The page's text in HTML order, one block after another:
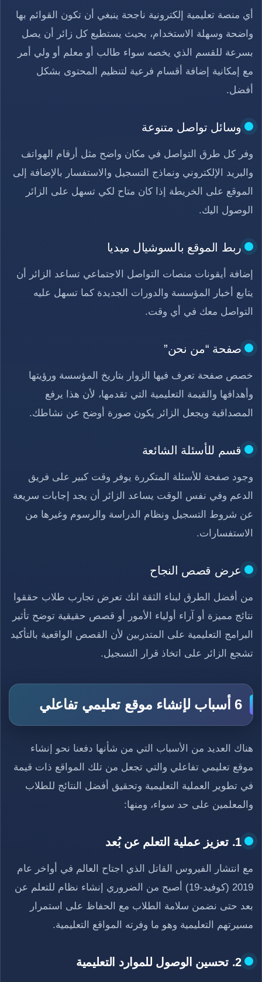
أي منصة تعليمية إلكترونية ناجحة ينبغي أن تكون القوائم بها
واضحة وسهلة الاستخدام، بحيث يستطيع كل زائر أن يصل
بسرعة للقسم الذي يخصه سواء طالب أو معلم أو ولي أمر
مع إمكانية إضافة أقسام فرعية لتنظيم المحتوى بشكل
أفضل.
وسائل تواصل متنوعة
وفر كل طرق التواصل في مكان واضح مثل أرقام الهواتف
والبريد الإلكتروني ونماذج التسجيل والاستفسار بالإضافة إلى
الموقع على الخريطة إذا كان متاح لكي تسهل على الزائر
الوصول اليك.
ربط الموقع بالسوشيال ميديا
إضافة أيقونات منصات التواصل الاجتماعي تساعد الزائر أن
يتابع أخبار المؤسسة والدورات الجديدة كما تسهل عليه
التواصل معك في أي وقت.
صفحة “من نحن”
خصص صفحة تعرف فيها الزوار بتاريخ المؤسسة ورؤيتها
وأهدافها والقيمة التعليمية التي تقدمها، لأن هذا يرفع
المصداقية ويجعل الزائر يكون صورة أوضح عن نشاطك.
قسم للأسئلة الشائعة
وجود صفحة للأسئلة المتكررة يوفر وقت كبير على فريق
الدعم وفي نفس الوقت يساعد الزائر أن يجد إجابات سريعة
عن شروط التسجيل ونظام الدراسة والرسوم وغيرها من
الاستفسارات.
عرض قصص النجاح
من أفضل الطرق لبناء الثقة انك تعرض تجارب طلاب حققوا
نتائج مميزة أو آراء أولياء الأمور أو قصص حقيقية توضح تأثير
البرامج التعليمية على المتدربين لأن القصص الواقعية بالتأكيد
تشجع الزائر على اتخاذ قرار التسجيل.
6 أسباب لإنشاء موقع تعليمي تفاعلي
هناك العديد من الأسباب التي من شأنها دفعنا نحو إنشاء
موقع تعليمي تفاعلي والتي تجعل من تلك المواقع ذات قيمة
في تطوير العملية التعليمية وتحقيق أفضل النتائج للطلاب
والمعلمين على حد سواء، ومنها:
1. تعزيز عملية التعلم عن بُعد
مع انتشار الفيروس القاتل الذي اجتاح العالم في أواخر عام
2019 (كوفيد-19) أصبح من الضروري إنشاء نظام للتعلم عن
بعد حتى نضمن سلامة الطلاب مع الحفاظ على استمرار
مسيرتهم التعليمية وهو ما وفرته المواقع التعليمية.
2. تحسين الوصول للموارد التعليمية